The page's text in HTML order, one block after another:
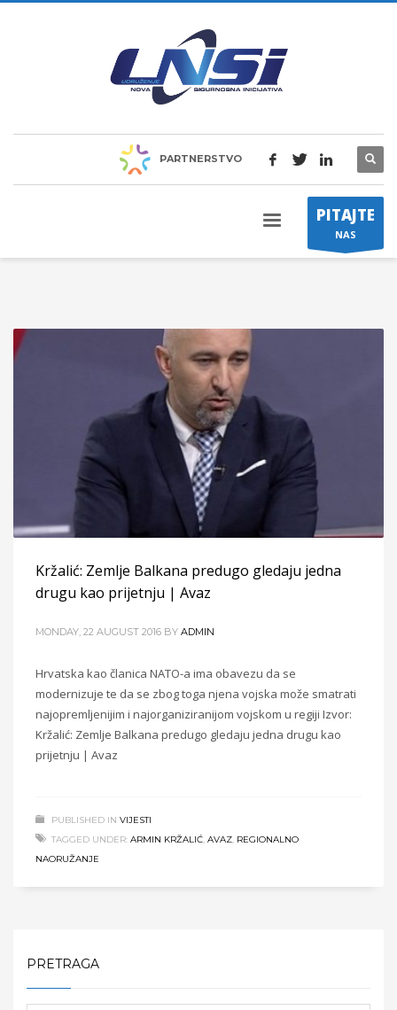
PARTNERSTVO
PITAJTE
NAS
Kržalić: Zemlje Balkana predugo gledaju jedna
drugu kao prijetnju | Avaz
MONDAY, 22 AUGUST 2016 BY ADMIN
Hrvatska kao članica NATO-a ima obavezu da se
modernizuje te da se zbog toga njena vojska može smatrati
najopremljenijim i najorganiziranijom vojskom u regiji Izvor:
Kržalić: Zemlje Balkana predugo gledaju jedna drugu kao
prijetnju | Avaz
PUBLISHED IN VIJESTI
TAGGED UNDER: ARMIN KRŽALIĆ, AVAZ, REGIONALNO
NAORUŽANJE
PRETRAGA